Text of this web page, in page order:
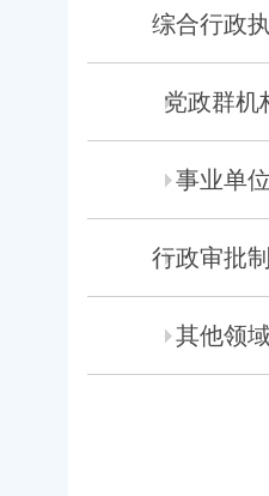
综合行政
党政群机
事业单
行政审批
其他领